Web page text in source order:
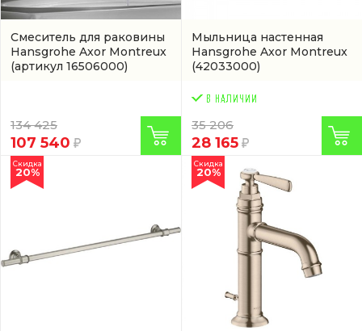
Смеситель для раковины
Hansgrohe Axor Montreux
(артикул 16506000)
134 425
107 540
Мыльница настенная
Hansgrohe Axor Montreux
(42033000)
35 206
28 165
Скидка
20%
Скидка
20%